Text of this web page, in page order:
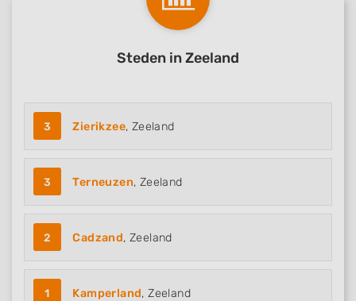
Steden in Zeeland
3 Zierikzee, Zeeland
3 Terneuzen, Zeeland
2 Cadzand, Zeeland
1 Kamperland, Zeeland
Create profiles for personalised advertising
Use profiles to select personalised content
Measure content performance
Understand audiences through statistics
or combinations of data from different
sources
Develop and improve services